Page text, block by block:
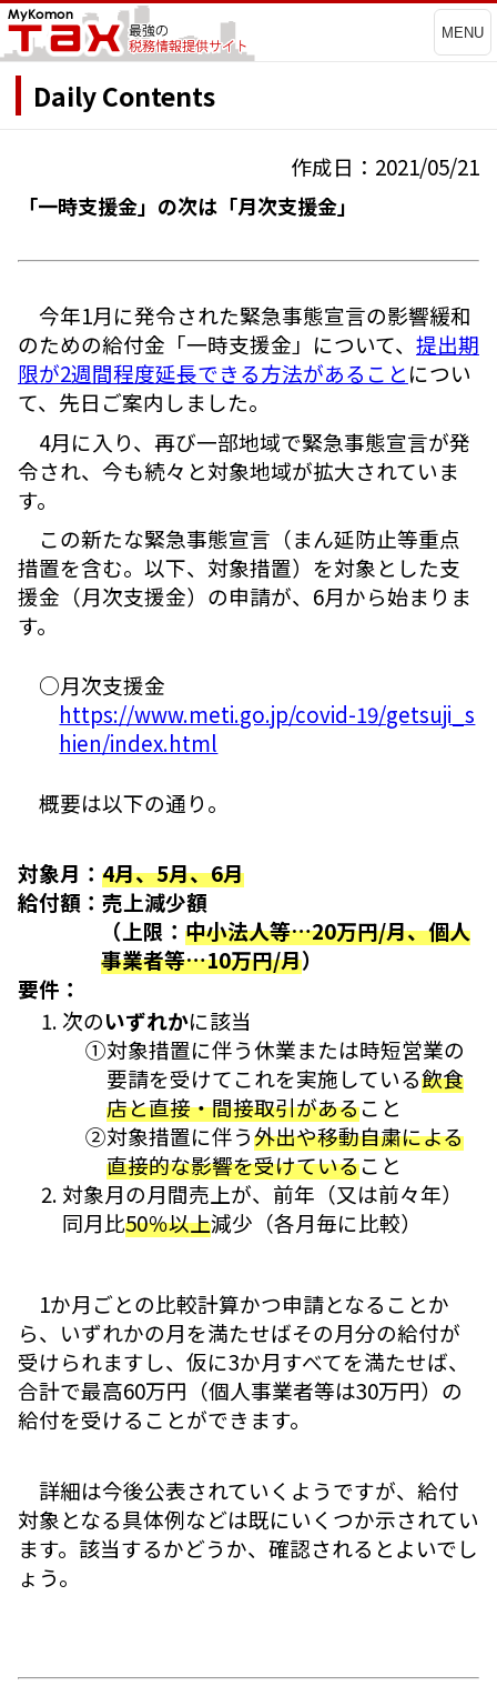
MENU
Daily Contents
作成日：2021/05/21
「一時支援金」の次は「月次支援金」
今年1月に発令された緊急事態宣言の影響緩和
のための給付金「一時支援金」について、 提出期
限が2週間程度延長できる方法があることについ
て、先日ご案内しました。
4月に入り、再び一部地域で緊急事態宣言が発
令され、今も続々と対象地域が拡大されていま
す。
この新たな緊急事態宣言（まん延防⽌等重点
措置を含む。以下、対象措置）を対象とした支
援金（月次支援金）の申請が、6月から始まりま
す。
○月次支援金
https://www.meti.go.jp/covid-19/getsuji_s
hien/index.html
概要は以下の通り。
対象月： 4月、5月、6月
給付額：売上減少額
（上限： 中小法人等…20万円/月、個人
事業者等…10万円/月）
要件：
次のいずれかに該当
①対象措置に伴う休業または時短営業の
要請を受けてこれを実施している飲食
店と直接・間接取引があること
②対象措置に伴う外出や移動自粛による
直接的な影響を受けていること
対象月の月間売上が、前年（又は前々年）
同月比50％以上減少（各月毎に比較）
1か月ごとの比較計算かつ申請となることか
ら、いずれかの月を満たせばその月分の給付が
受けられますし、仮に3か月すべてを満たせば、
合計で最高60万円（個人事業者等は30万円）の
給付を受けることができます。
詳細は今後公表されていくようですが、給付
対象となる具体例などは既にいくつか示されてい
ます。該当するかどうか、確認されるとよいでし
ょう。